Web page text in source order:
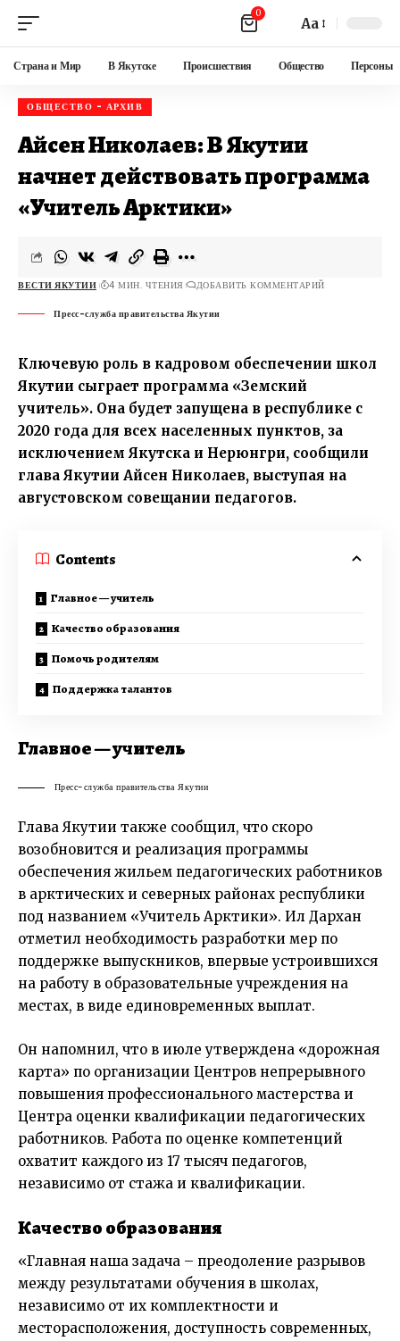
0
Aa
Страна и Мир В Якутске Происшествия Общество Персоны
ОБЩЕСТВО - АРХИВ
Айсен Николаев: В Якутии
начнет действовать программа
«Учитель Арктики»
ВЕСТИ ЯКУТИИ 4 МИН. ЧТЕНИЯ ДОБАВИТЬ КОММЕНТАРИЙ
Пресс-служба правительства Якутии
Ключевую роль в кадровом обеспечении школ
Якутии сыграет программа «Земский
учитель». Она будет запущена в республике с
2020 года для всех населенных пунктов, за
исключением Якутска и Нерюнгри, сообщили
глава Якутии Айсен Николаев, выступая на
августовском совещании педагогов.
Contents
Главное — учитель
Качество образования
Помочь родителям
Поддержка талантов
Главное — учитель
Пресс-служба правительства Якутии
Глава Якутии также сообщил, что скоро
возобновится и реализация программы
обеспечения жильем педагогических работников
в арктических и северных районах республики
под названием «Учитель Арктики». Ил Дархан
отметил необходимость разработки мер по
поддержке выпускников, впервые устроившихся
на работу в образовательные учреждения на
местах, в виде единовременных выплат.
Он напомнил, что в июле утверждена «дорожная
карта» по организации Центров непрерывного
повышения профессионального мастерства и
Центра оценки квалификации педагогических
работников. Работа по оценке компетенций
охватит каждого из 17 тысяч педагогов,
независимо от стажа и квалификации.
Качество образования
«Главная наша задача – преодоление разрывов
между результатами обучения в школах,
независимо от их комплектности и
месторасположения, доступность современных,